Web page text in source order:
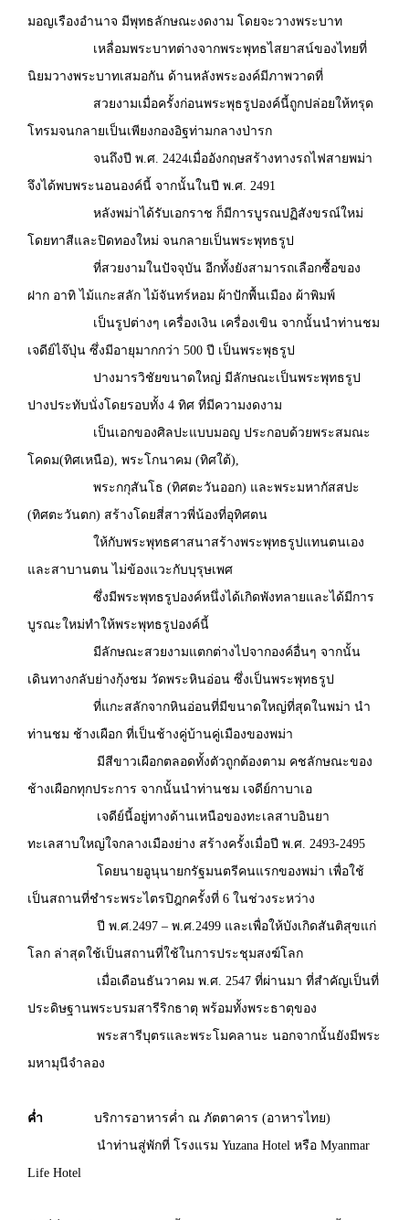
มอญเรืองอำนาจ มีพุทธลักษณะงดงาม โดยจะวางพระบาท
เหลื่อมพระบาทต่างจากพระพุทธไสยาสน์ของไทยที่
นิยมวางพระบาทเสมอกัน ด้านหลังพระองค์มีภาพวาดที่
สวยงามเมื่อครั้งก่อนพระพุธรูปองค์นี้ถูกปล่อยให้ทรุด
โทรมจนกลายเป็นเพียงกองอิฐท่ามกลางป่ารก
จนถึงปี พ.ศ. 2424เมื่ออังกฤษสร้างทางรถไฟสายพม่า
จึงได้พบพระนอนองค์นี้ จากนั้นในปี พ.ศ. 2491
หลังพม่าได้รับเอกราช ก็มีการบูรณปฏิสังขรณ์ใหม่
โดยทาสีและปิดทองใหม่ จนกลายเป็นพระพุทธรูป
ที่สวยงามในปัจจุบัน อีกทั้งยังสามารถเลือกซื้อของ
ฝาก อาทิ ไม้แกะสลัก ไม้จันทร์หอม ผ้าปักพื้นเมือง ผ้าพิมพ์
เป็นรูปต่างๆ เครื่องเงิน เครื่องเขิน จากนั้นนำท่านชม
เจดีย์ไจ๊ปุ่น ซึ่งมีอายุมากกว่า 500 ปี เป็นพระพุธรูป
ปางมารวิชัยขนาดใหญ่ มีลักษณะเป็นพระพุทธรูป
ปางประทับนั่งโดยรอบทั้ง 4 ทิศ ที่มีความงดงาม
เป็นเอกของศิลปะแบบมอญ ประกอบด้วยพระสมณะ
โคดม(ทิศเหนือ), พระโกนาคม (ทิศใต้),
พระกกุสันโธ (ทิศตะวันออก) และพระมหากัสสปะ
(ทิศตะวันตก) สร้างโดยสี่สาวพี่น้องที่อุทิศตน
ให้กับพระพุทธศาสนาสร้างพระพุทธรูปแทนตนเอง
และสาบานตน ไม่ข้องแวะกับบุรุษเพศ
ซึ่งมีพระพุทธรูปองค์หนึ่งได้เกิดพังทลายและได้มีการ
บูรณะใหม่ทำให้พระพุทธรูปองค์นี้
มีลักษณะสวยงามแตกต่างไปจากองค์อื่นๆ จากนั้น
เดินทางกลับย่างกุ้งชม วัดพระหินอ่อน ซึ่งเป็นพระพุทธรูป
ที่แกะสลักจากหินอ่อนที่มีขนาดใหญ่ที่สุดในพม่า นำ
ท่านชม ช้างเผือก ที่เป็นช้างคู่บ้านคู่เมืองของพม่า
มีสีขาวเผือกตลอดทั้งตัวถูกต้องตาม คชลักษณะของ
ช้างเผือกทุกประการ จากนั้นนำท่านชม เจดีย์กาบาเอ
เจดีย์นี้อยู่ทางด้านเหนือของทะเลสาบอินยา
ทะเลสาบใหญ่ใจกลางเมืองย่าง สร้างครั้งเมื่อปี พ.ศ. 2493-2495
โดยนายอูนุนายกรัฐมนตรีคนแรกของพม่า เพื่อใช้
เป็นสถานที่ชำระพระไตรปิฎกครั้งที่ 6 ในช่วงระหว่าง
ปี พ.ศ.2497 – พ.ศ.2499 และเพื่อให้บังเกิดสันติสุขแก่
โลก ล่าสุดใช้เป็นสถานที่ใช้ในการประชุมสงฆ์โลก
เมื่อเดือนธันวาคม พ.ศ. 2547 ที่ผ่านมา ที่สำคัญเป็นที่
ประดิษฐานพระบรมสารีริกธาตุ พร้อมทั้งพระธาตุของ
พระสารีบุตรและพระโมคลานะ นอกจากนั้นยังมีพระ
มหามุนีจำลอง
ค่ำ บริการอาหารค่ำ ณ ภัตตาคาร (อาหารไทย)
นำท่านสู่พักที่ โรงแรม Yuzana Hotel หรือ Myanmar
Life Hotel